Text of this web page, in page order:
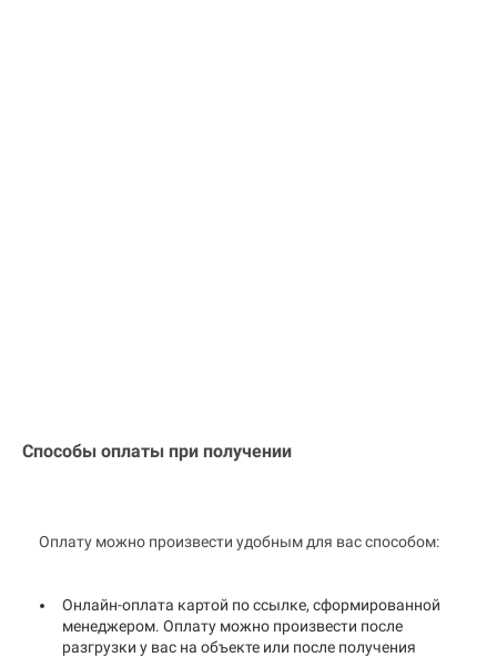
Способы оплаты при получении
Оплату можно произвести удобным для вас способом:
Онлайн-оплата картой по ссылке, сформированной
менеджером. Оплату можно произвести после
разгрузки у вас на объекте или после получения